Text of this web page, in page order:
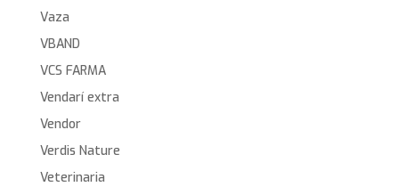
Vaza
VBAND
VCS FARMA
Vendarí extra
Vendor
Verdis Nature
Veterinaria